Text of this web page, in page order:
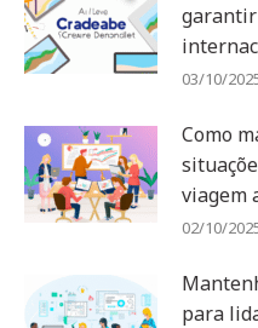
03/10/
Como
viagem
02/10/
para